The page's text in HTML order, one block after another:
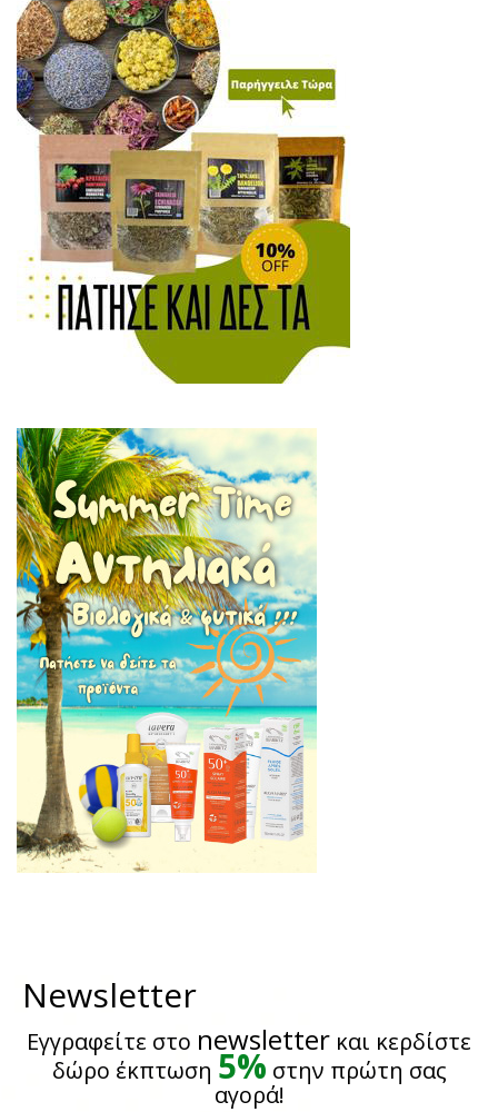
Newsletter
Εγγραφείτε στο newsletter και κερδίστε
δώρο έκπτωση 5% στην πρώτη σας
αγορά!